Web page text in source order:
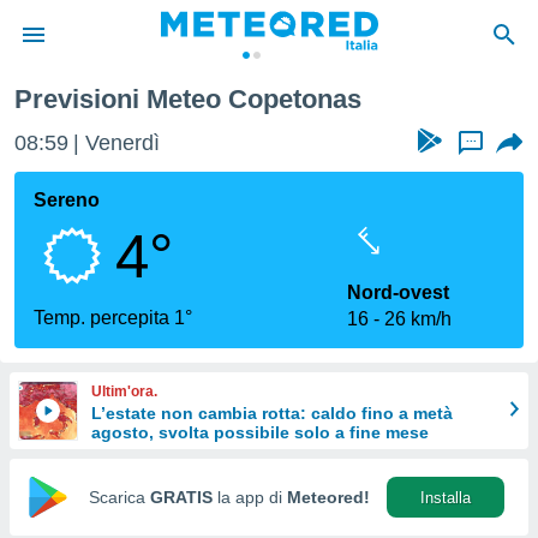
di
per
le
di
Web
Previsioni Meteo Copetonas
08:59 Venerdì ...
Sereno
4°
Temp. percepita 1°
Nord-ovest
16
26 km/h
Ultim'ora.
L’estate non cambia rotta: caldo fino a metà
agosto, svolta possibile solo a fine mese
Scarica GRATIS la app di Meteored! Installa